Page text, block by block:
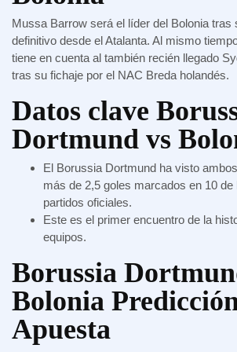
Mussa Barrow será el líder del Bolonia tras
definitivo desde el Atalanta. Al mismo
tiene en cuenta al también recién llegado
tras su fichaje por el NAC Breda holandés.
Datos clave
Dortmund vs
El Borussia Dortmund ha visto
más de 2,5 goles marcados en 10
partidos oficiales.
Este es el primer encuentro de la
equipos.
Borussia
Bolonia
Apuesta